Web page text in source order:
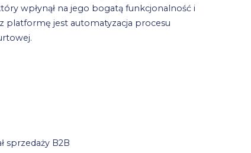
wpłynął na jego bogatą funkcjonalność i
platformę jest automatyzacja procesu
sprzedaży B2B